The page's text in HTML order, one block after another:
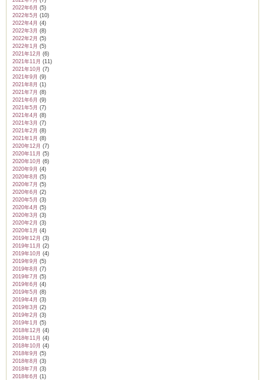
2022年6月 (5)
2022年5月 (10)
2022年4月 (4)
2022年3月 (8)
2022年2月 (5)
2022年1月 (5)
2021年12月 (6)
2021年11月 (11)
2021年10月 (7)
2021年9月 (9)
2021年8月 (1)
2021年7月 (8)
2021年6月 (9)
2021年5月 (7)
2021年4月 (8)
2021年3月 (7)
2021年2月 (8)
2021年1月 (8)
2020年12月 (7)
2020年11月 (5)
2020年10月 (6)
2020年9月 (4)
2020年8月 (5)
2020年7月 (5)
2020年6月 (2)
2020年5月 (3)
2020年4月 (5)
2020年3月 (3)
2020年2月 (3)
2020年1月 (4)
2019年12月 (3)
2019年11月 (2)
2019年10月 (4)
2019年9月 (5)
2019年8月 (7)
2019年7月 (5)
2019年6月 (4)
2019年5月 (8)
2019年4月 (3)
2019年3月 (2)
2019年2月 (3)
2019年1月 (5)
2018年12月 (4)
2018年11月 (4)
2018年10月 (4)
2018年9月 (5)
2018年8月 (3)
2018年7月 (3)
2018年6月 (1)